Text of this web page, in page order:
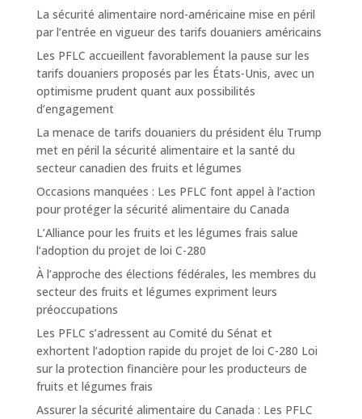
La sécurité alimentaire nord-américaine mise en péril
par l’entrée en vigueur des tarifs douaniers américains
Les PFLC accueillent favorablement la pause sur les
tarifs douaniers proposés par les États-Unis, avec un
optimisme prudent quant aux possibilités
d’engagement
La menace de tarifs douaniers du président élu Trump
met en péril la sécurité alimentaire et la santé du
secteur canadien des fruits et légumes
Occasions manquées : Les PFLC font appel à l’action
pour protéger la sécurité alimentaire du Canada
L’Alliance pour les fruits et les légumes frais salue
l’adoption du projet de loi C-280
À l’approche des élections fédérales, les membres du
secteur des fruits et légumes expriment leurs
préoccupations
Les PFLC s’adressent au Comité du Sénat et
exhortent l’adoption rapide du projet de loi C-280 Loi
sur la protection financière pour les producteurs de
fruits et légumes frais
Assurer la sécurité alimentaire du Canada : Les PFLC